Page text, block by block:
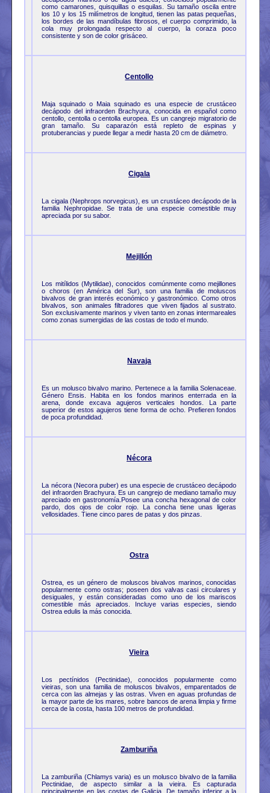
como camarones, quisquillas o esquilas. Su tamaño oscila entre
los 10 y los 15 milímetros de longitud, tienen las patas pequeñas,
los bordes de las mandíbulas fibrosos, el cuerpo comprimido, la
cola muy prolongada respecto al cuerpo, la coraza poco
consistente y son de color grisáceo.
Centollo
Maja squinado o Maia squinado es una especie de crustáceo
decápodo del infraorden Brachyura, conocida en español como
centollo, centolla o centolla europea. Es un cangrejo migratorio de
gran tamaño. Su caparazón está repleto de espinas y
protuberancias y puede llegar a medir hasta 20 cm de diámetro.
Cigala
La cigala (Nephrops norvegicus), es un crustáceo decápodo de la
familia Nephropidae. Se trata de una especie comestible muy
apreciada por su sabor.
Mejillón
Los mitílidos (Mytilidae), conocidos comúnmente como mejillones
o choros (en América del Sur), son una familia de moluscos
bivalvos de gran interés económico y gastronómico. Como otros
bivalvos, son animales filtradores que viven fijados al sustrato.
Son exclusivamente marinos y viven tanto en zonas intermareales
como zonas sumergidas de las costas de todo el mundo.
Navaja
Es un molusco bivalvo marino. Pertenece a la familia Solenaceae.
Género Ensis. Habita en los fondos marinos enterrada en la
arena, donde excava agujeros verticales hondos. La parte
superior de estos agujeros tiene forma de ocho. Prefieren fondos
de poca profundidad.
Nécora
La nécora (Necora puber) es una especie de crustáceo decápodo
del infraorden Brachyura. Es un cangrejo de mediano tamaño muy
apreciado en gastronomía.Posee una concha hexagonal de color
pardo, dos ojos de color rojo. La concha tiene unas ligeras
vellosidades. Tiene cinco pares de patas y dos pinzas.
Ostra
Ostrea, es un género de moluscos bivalvos marinos, conocidas
popularmente como ostras; poseen dos valvas casi circulares y
desiguales, y están consideradas como uno de los mariscos
comestible más apreciados. Incluye varias especies, siendo
Ostrea edulis la más conocida.
Vieira
Los pectínidos (Pectinidae), conocidos popularmente como
vieiras, son una familia de moluscos bivalvos, emparentados de
cerca con las almejas y las ostras. Viven en aguas profundas de
la mayor parte de los mares, sobre bancos de arena limpia y firme
cerca de la costa, hasta 100 metros de profundidad.
Zamburiña
La zamburiña (Chlamys varia) es un molusco bivalvo de la familia
Pectinidae, de aspecto similar a la vieira. Es capturada
principalmente en las costas de Galicia. De tamaño inferior a la